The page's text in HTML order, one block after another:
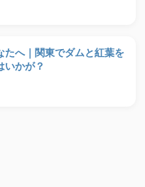
たへ｜関東でダムと紅葉を
いかが？